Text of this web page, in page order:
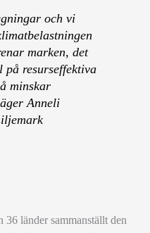
och vi
marken, det
på resurseffektiva
minskar
Anneli
länder sammanställt den